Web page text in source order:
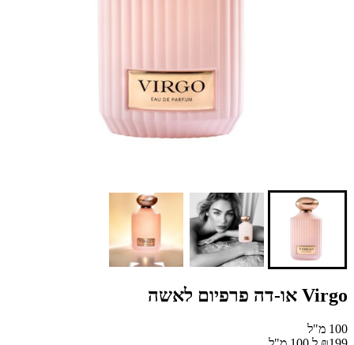
Virgo או-דה פרפיום לאשה
100 מ"ל